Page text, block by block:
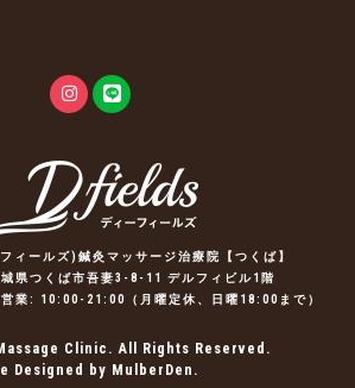
ィールズ)鍼灸マッサージ治療院【つくば】
県つくば市吾妻3-8-11 デルフィビル1階
業: 10:00-21:00（月曜定休、日曜18:00まで）
Clinic. All Rights Reserved.
Designed by MulberDen.